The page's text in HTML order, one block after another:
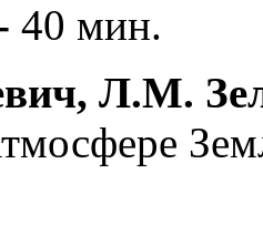
40 мин.
Л.М.